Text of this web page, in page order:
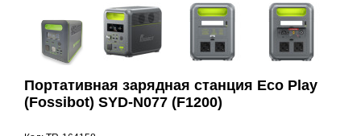
Портативная зарядная станция Eco Play
(Fossibot) SYD-N077 (F1200)